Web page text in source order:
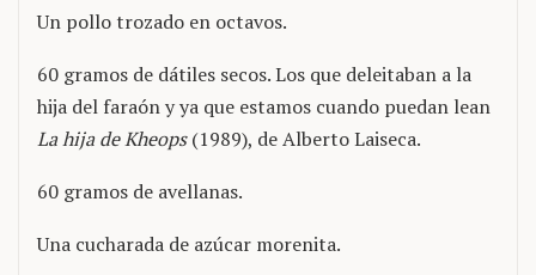
Un pollo trozado en octavos.
60 gramos de dátiles secos. Los que deleitaban a la
hija del faraón y ya que estamos cuando puedan lean
La hija de Kheops(1989), de Alberto Laiseca.
60 gramos de avellanas.
Una cucharada de azúcar morenita.